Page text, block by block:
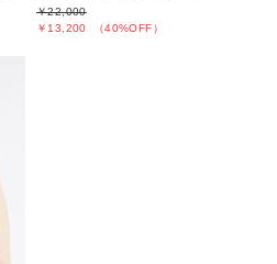
￥13,200 （40%OFF）
￥22,000